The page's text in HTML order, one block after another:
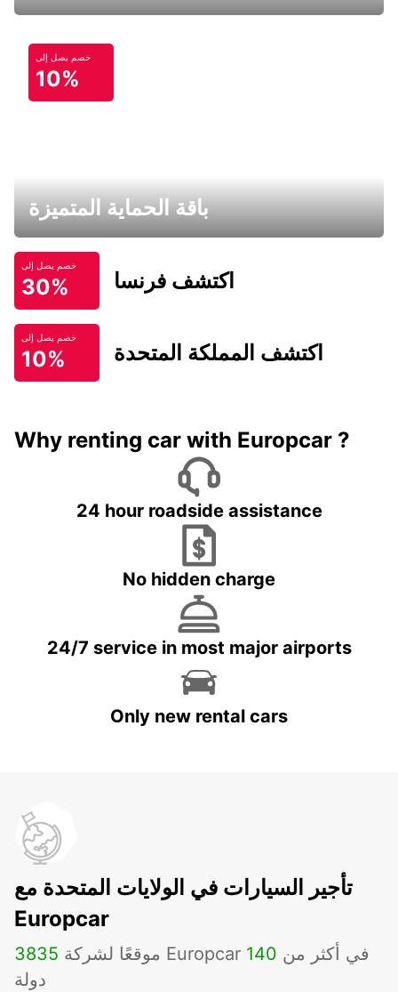
خصم يصل إلى
10%
باقة الحماية المتميزة
خصم يصل إلى
30% اكتشف فرنسا
خصم يصل إلى
10% اكتشف المملكة المتحدة
Why renting car with Europcar ?
24 hour roadside assistance
No hidden charge
24/7 service in most major airports
Only new rental cars
تأجير السيارات في الولايات المتحدة مع
Europcar
3835 موقعًا لشركة Europcar في أكثر من 140
دولة